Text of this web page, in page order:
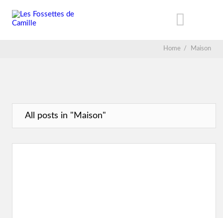
Home / Maison
All posts in "Maison"